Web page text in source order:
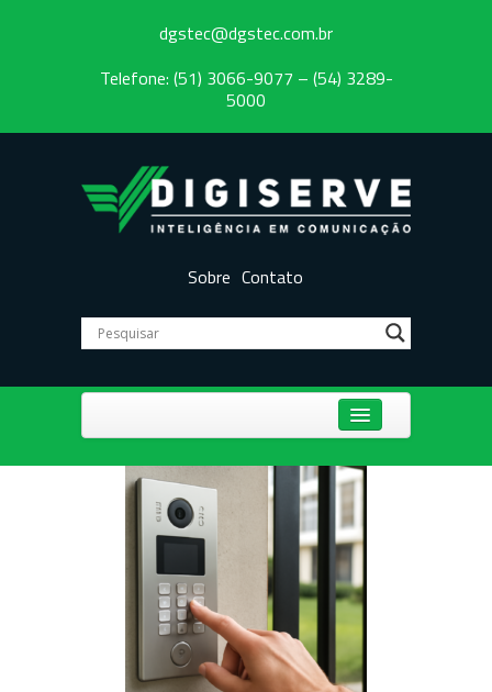
dgstec@dgstec.com.br
Telefone: (51) 3066-9077 – (54) 3289-
5000
Sobre Contato
PABX em Nuvem (cloud)
Câmeras para CFTV
WhatsApp Multiusuário
Intelbras